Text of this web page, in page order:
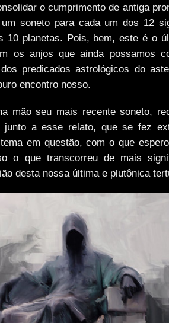
o cumprimento de antiga
soneto para cada um dos 12
10 planetas. Pois, bem, este é o
os anjos que ainda possamos
predicados astrológicos do
encontro nosso.
mão seu mais recente soneto,
junto a esse relato, que se fez
em questão, com o que
o que transcorreu de mais
desta nossa última e plutônica